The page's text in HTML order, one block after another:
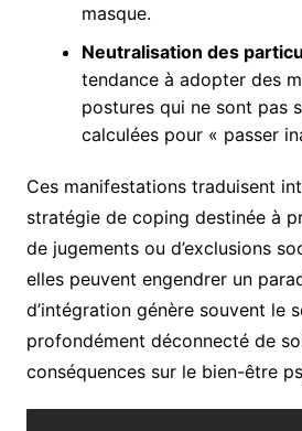
masque.
Neutralisation des
tendance à adopter des
postures qui ne sont pas
calculées pour « passer
Ces manifestations traduisent
stratégie de coping destinée à
de jugements ou d’exclusions
elles peuvent engendrer un
d’intégration génère souvent le
profondément déconnecté de
conséquences sur le bien-être